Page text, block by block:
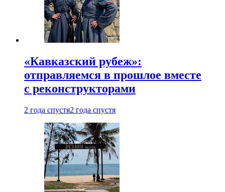
«Кавказский рубеж»:
отправляемся в прошлое вместе
с реконструкторами
2 года спустя2 года спустя